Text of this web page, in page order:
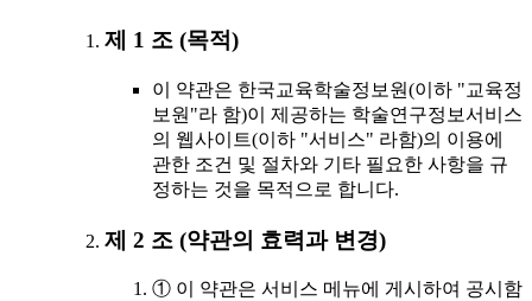
제 1 조 (목적)
이 약관은 한국교육학술정보원(이하 "교육정
보원"라 함)이 제공하는 학술연구정보서비스
의 웹사이트(이하 "서비스" 라함)의 이용에
관한 조건 및 절차와 기타 필요한 사항을 규
정하는 것을 목적으로 합니다.
제 2 조 (약관의 효력과 변경)
① 이 약관은 서비스 메뉴에 게시하여 공시함